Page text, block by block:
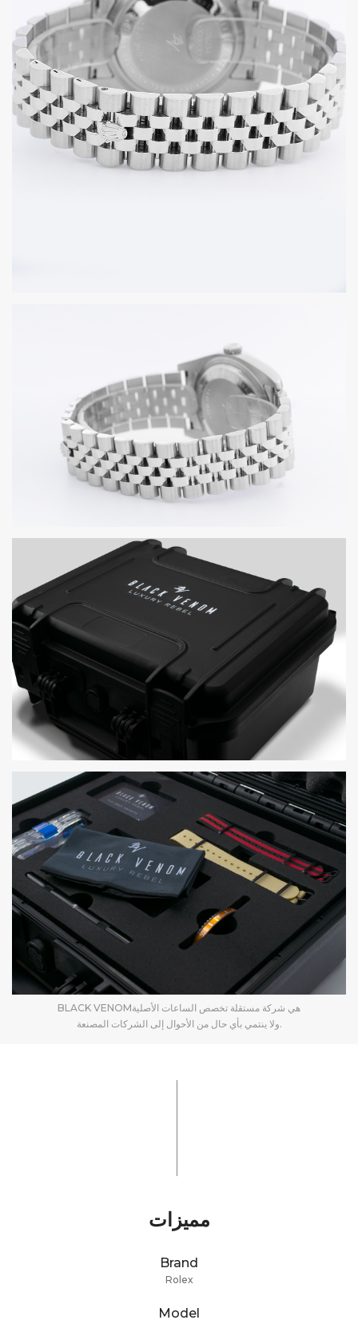
BLACK VENOMهي شركة مستقلة تخصص الساعات الأصلية
ولا ينتمي بأي حال من الأحوال إلى الشركات المصنعة.
مميزات
Brand
Rolex
Model